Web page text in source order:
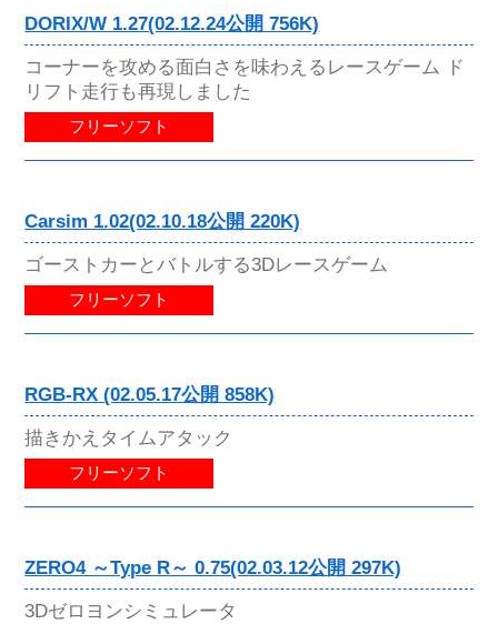
DORIX/W 1.27(02.12.24公開 756K)
コーナーを攻める面白さを味わえるレースゲーム ド
リフト走行も再現しました
フリーソフト
Carsim 1.02(02.10.18公開 220K)
ゴーストカーとバトルする3Dレースゲーム
フリーソフト
RGB-RX (02.05.17公開 858K)
描きかえタイムアタック
フリーソフト
ZERO4 ～Type R～ 0.75(02.03.12公開 297K)
3Dゼロヨンシミュレータ